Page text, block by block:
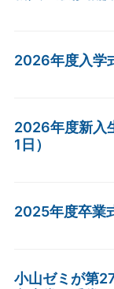
2026年度入学
2026年度新入
1日）
2025年度卒業
小山ゼミが第